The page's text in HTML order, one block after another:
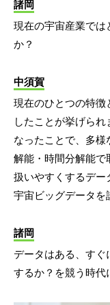
諸岡
現在の宇宙産業では
か？
中須賀
現在のひとつの特徴
したことが挙げら
なったことで、多
解能・時間分解能で
扱いやすくするデー
宇宙ビッグデータを
諸岡
データはある、す
するか？を競う時代